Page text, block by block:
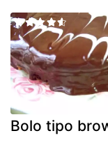
Bolo tipo